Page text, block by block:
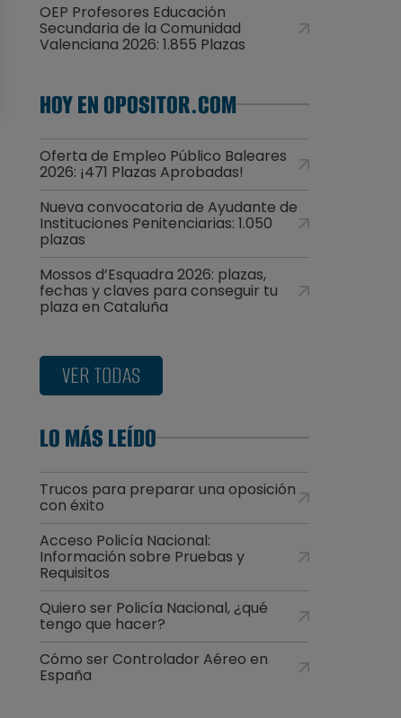
OEP Profesores Educación
Secundaria de la Comunidad
Valenciana 2026: 1.855 Plazas
HOY EN OPOSITOR.COM
Oferta de Empleo Público Baleares
2026: ¡471 Plazas Aprobadas!
Nueva convocatoria de Ayudante de
Instituciones Penitenciarias: 1.050
plazas
Mossos d’Esquadra 2026: plazas,
fechas y claves para conseguir tu
plaza en Cataluña
VER TODAS
LO MÁS LEÍDO
Trucos para preparar una oposición
con éxito
Acceso Policía Nacional:
Información sobre Pruebas y
Requisitos
Quiero ser Policía Nacional, ¿qué
tengo que hacer?
Cómo ser Controlador Aéreo en
España